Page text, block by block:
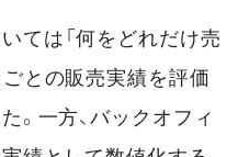
ては「何をどれだけ売
との販売実績を評価
。一方、バックオフィ